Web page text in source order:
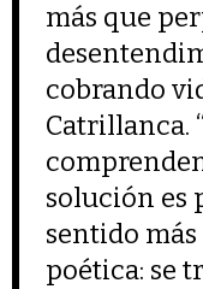
más que
cobrando
Catrillanca.
solución es
sentido
poética: se